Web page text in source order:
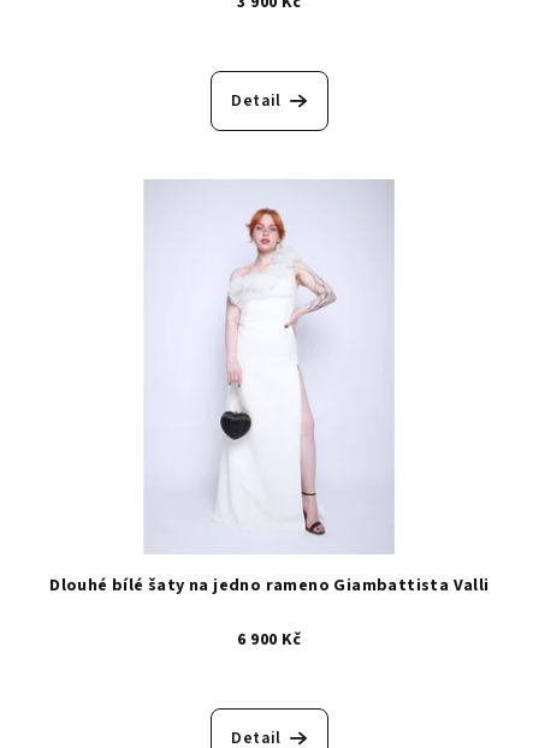
Detail
Dlouhé bílé šaty na jedno rameno Giambattista Valli
6 900 Kč
Detail